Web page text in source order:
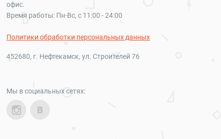
офис.
Время работы: Пн-Вс, с 11:00 - 24:00
Политики обработки персональных данных
452680, г. Нефтекамск, ул. Строителей 76
Мы в социальных сетях: